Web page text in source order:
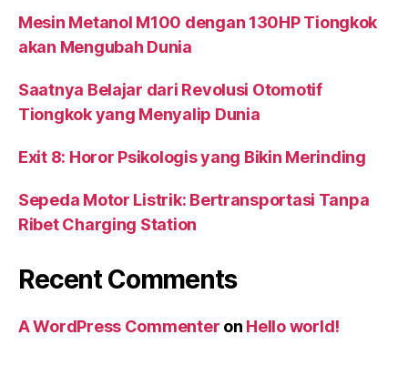
Mesin Metanol M100 dengan 130HP Tiongkok
akan Mengubah Dunia
Saatnya Belajar dari Revolusi Otomotif
Tiongkok yang Menyalip Dunia
Exit 8: Horor Psikologis yang Bikin Merinding
Sepeda Motor Listrik: Bertransportasi Tanpa
Ribet Charging Station
Recent Comments
A WordPress Commenter on Hello world!